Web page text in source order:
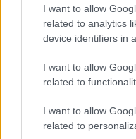
I want to allow
related to analytics
device identifiers in
I want to allow
related to
I want to allow
related to
principio resta
decide in
dovrebbe
Il messaggio che